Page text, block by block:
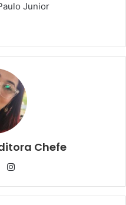
Junior
Chefe
Instagram